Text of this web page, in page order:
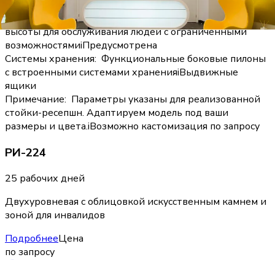
прочности и эстетикиiИскусственный камень
Доступная среда:Специальная зона пониженной
высоты для обслуживания людей с ограниченными
возможностямиiПредусмотрена
Системы хранения: Функциональные боковые пилоны
с встроенными системами храненияiВыдвижные
ящики
Примечание: Параметры указаны для реализованной
стойки-ресепшн. Адаптируем модель под ваши
размеры и цвета.iВозможно кастомизация по запросу
РИ-224
25 рабочих дней
Двухуровневая с облицовкой искусственным камнем и
зоной для инвалидов
ПодробнееЦена
по запросу